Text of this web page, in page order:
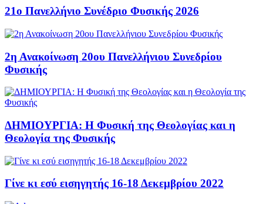
21ο Πανελλήνιο Συνέδριο Φυσικής 2026
2η Ανακοίνωση 20ου Πανελλήνιου Συνεδρίου
Φυσικής
ΔΗΜΙΟΥΡΓΙΑ: Η Φυσική της Θεολογίας και η
Θεολογία της Φυσικής
Γίνε κι εσύ εισηγητής 16-18 Δεκεμβρίου 2022